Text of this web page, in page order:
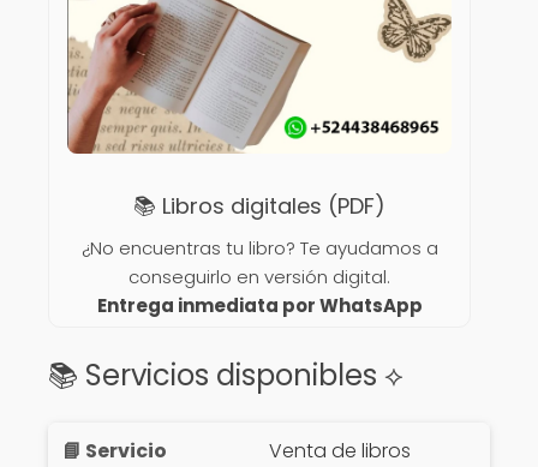
📚 Libros digitales (PDF)
¿No encuentras tu libro? Te ayudamos a
conseguirlo en versión digital.
Entrega inmediata por WhatsApp
📚 Servicios disponibles ⟡
Venta de libros